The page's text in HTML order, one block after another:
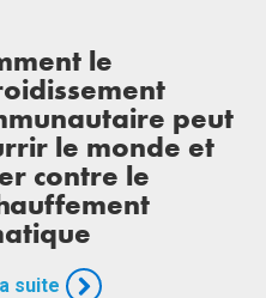
le
peut
le monde et
contre le
suite